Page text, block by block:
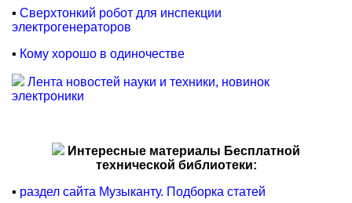
▪ Сверхтонкий робот для инспекции
электрогенераторов
▪ Кому хорошо в одиночестве
Лента новостей науки и техники, новинок
электроники
Интересные материалы Бесплатной
технической библиотеки:
▪ раздел сайта Музыканту. Подборка статей